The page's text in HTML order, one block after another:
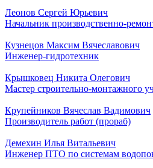
Леонов Сергей Юрьевич
Начальник производственно-
Кузнецов Максим Вячеславович
Инженер-гидротехник
Крышковец Никита Олегович
Мастер строительно-монтажного
Крупейников Вячеслав Вадимович
Производитель работ (прораб)
Демехин Илья Витальевич
Инженер ПТО по системам